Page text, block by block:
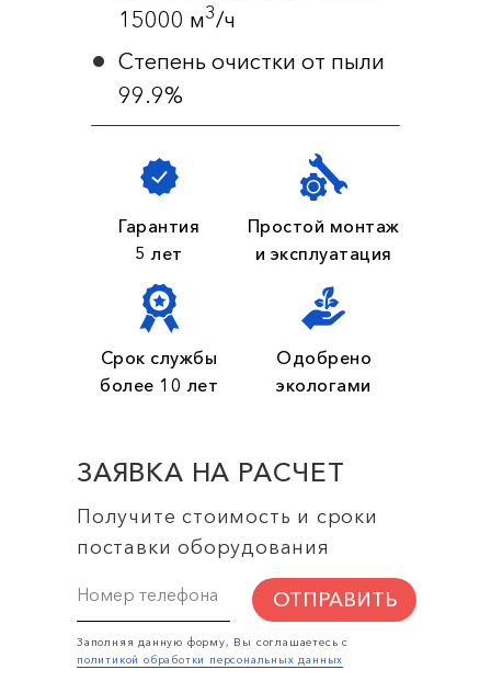
15000 м3/ч
Степень очистки от пыли
99.9%
Гарантия
5 лет
Простой монтаж
и эксплуатация
Срок службы
более 10 лет
Одобрено
экологами
ОТПРАВИТЬ
ЗАЯВКА НА РАСЧЕТ
Получите стоимость и сроки
поставки оборудования
Заполняя данную форму, Вы соглашаетесь с
политикой обработки персональных данных